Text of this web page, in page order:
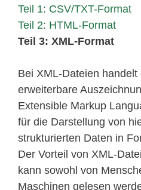
Teil 1: CSV/TXT-Format
Teil 2: HTML-Format
Teil 3: XML-Format
Bei XML-Dateien
erweiterbare
Extensible Markup
für die Darstellung von
strukturierten Daten in
Der Vorteil von XML-
kann sowohl von
Maschinen gelesen